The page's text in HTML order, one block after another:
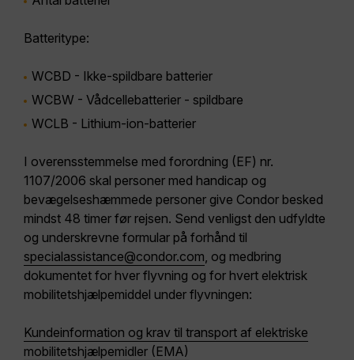
Batteritype:
WCBD - Ikke-spildbare batterier
WCBW - Vådcellebatterier - spildbare
WCLB - Lithium-ion-batterier
I overensstemmelse med forordning (EF) nr.
1107/2006 skal personer med handicap og
bevægelseshæmmede personer give Condor besked
mindst 48 timer før rejsen. Send venligst den udfyldte
og underskrevne formular på forhånd til
specialassistance@condor.com, og medbring
dokumentet for hver flyvning og for hvert elektrisk
mobilitetshjælpemiddel under flyvningen:
Kundeinformation og krav til transport af elektriske
mobilitetshjælpemidler (EMA)